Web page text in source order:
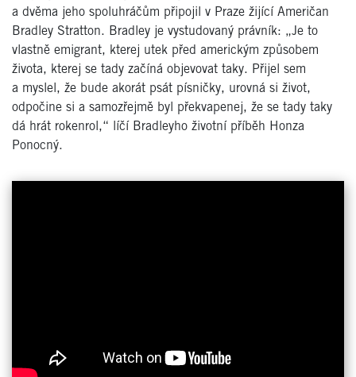
a dvěma jeho spoluhráčům připojil v Praze žijící Američan
Bradley Stratton. Bradley je vystudovaný právník: „Je to
vlastně emigrant, kterej utek před americkým způsobem
života, kterej se tady začíná objevovat taky. Přijel sem
a myslel, že bude akorát psát písničky, urovná si život,
odpočine si a samozřejmě byl překvapenej, že se tady taky
dá hrát rokenrol,“ líčí Bradleyho životní příběh Honza
Ponocný.